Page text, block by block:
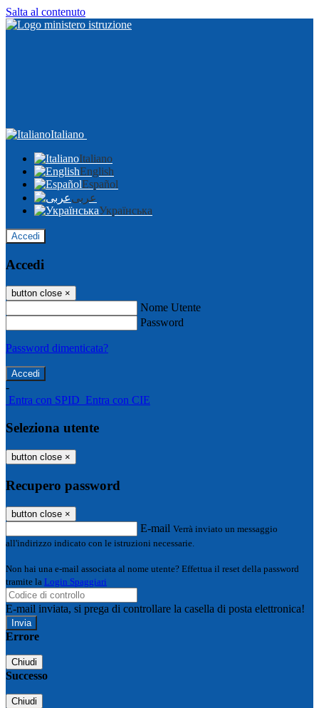
Salta al contenuto
Italiano
Italiano
English
Español
عربى
Українська
Accedi
Accedi
button close ×
Nome Utente
Password
Password dimenticata?
-
Entra con SPID Entra con CIE
Seleziona utente
button close ×
Recupero password
button close ×
E-mail Verrà inviato un messaggio
all'indirizzo indicato con le istruzioni necessarie.
Non hai una e-mail associata al nome utente? Effettua il reset della password
tramite la Login Spaggiari
E-mail inviata, si prega di controllare la casella di posta elettronica!
Errore
Chiudi
Successo
Chiudi